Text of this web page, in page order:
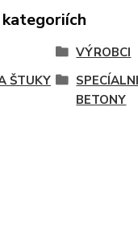
VÝROBCI
ŠTUKY
BETONY